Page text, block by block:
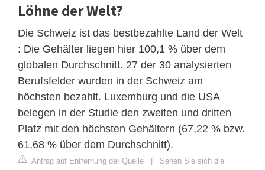
Löhne der Welt?
Die Schweiz ist das bestbezahlte Land der Welt
: Die Gehälter liegen hier 100,1 % über dem
globalen Durchschnitt. 27 der 30 analysierten
Berufsfelder wurden in der Schweiz am
höchsten bezahlt. Luxemburg und die USA
belegen in der Studie den zweiten und dritten
Platz mit den höchsten Gehältern (67,22 % bzw.
61,68 % über dem Durchschnitt).
Antrag auf Entfernung der Quelle | Sehen Sie sich die